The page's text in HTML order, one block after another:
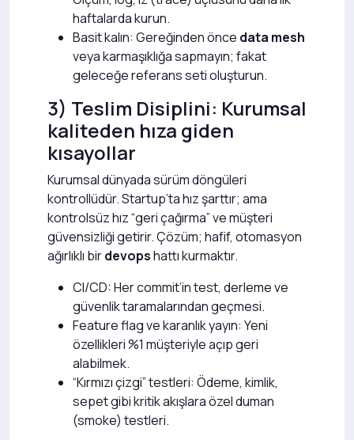
haftalarda kurun.
Basit kalın: Gereğinden önce data mesh
veya karmaşıklığa sapmayın; fakat
geleceğe referans seti oluşturun.
3) Teslim Disiplini: Kurumsal
kaliteden hıza giden
kısayollar
Kurumsal dünyada sürüm döngüleri
kontrollüdür. Startup’ta hız şarttır; ama
kontrolsüz hız “geri çağırma” ve müşteri
güvensizliği getirir. Çözüm; hafif, otomasyon
ağırlıklı birdevopshattı kurmaktır.
CI/CD: Her commit’in test, derleme ve
güvenlik taramalarından geçmesi.
Feature flag ve karanlık yayın: Yeni
özellikleri %1 müşteriyle açıp geri
alabilmek.
“Kırmızı çizgi” testleri: Ödeme, kimlik,
sepet gibi kritik akışlara özel duman
(smoke) testleri.